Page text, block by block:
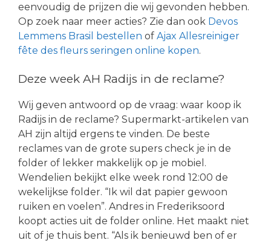
eenvoudig de prijzen die wij gevonden hebben.
Op zoek naar meer acties? Zie dan ook Devos
Lemmens Brasil bestellen of Ajax Allesreiniger
fête des fleurs seringen online kopen.
Deze week AH Radijs in de reclame?
Wij geven antwoord op de vraag: waar koop ik
Radijs in de reclame? Supermarkt-artikelen van
AH zijn altijd ergens te vinden. De beste
reclames van de grote supers check je in de
folder of lekker makkelijk op je mobiel.
Wendelien bekijkt elke week rond 12:00 de
wekelijkse folder. “Ik wil dat papier gewoon
ruiken en voelen”. Andres in Frederiksoord
koopt acties uit de folder online. Het maakt niet
uit of je thuis bent. “Als ik benieuwd ben of er